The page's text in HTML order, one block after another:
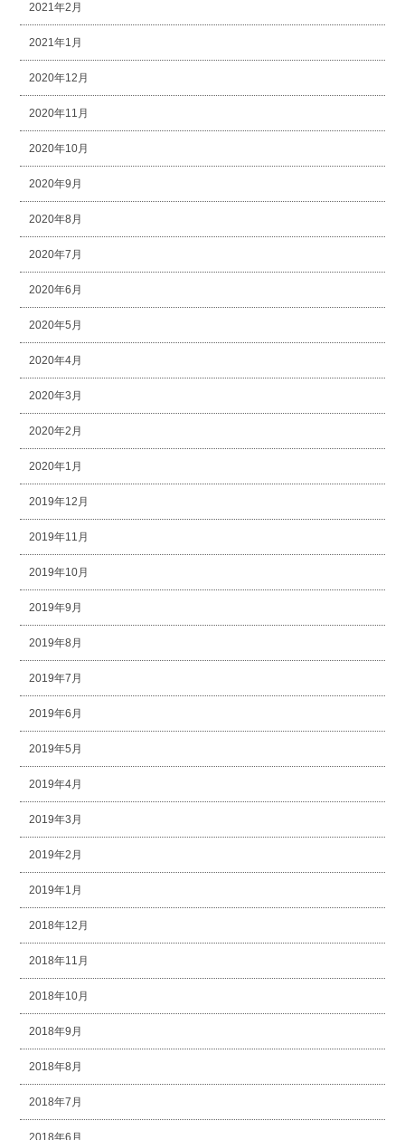
2021年2月
2021年1月
2020年12月
2020年11月
2020年10月
2020年9月
2020年8月
2020年7月
2020年6月
2020年5月
2020年4月
2020年3月
2020年2月
2020年1月
2019年12月
2019年11月
2019年10月
2019年9月
2019年8月
2019年7月
2019年6月
2019年5月
2019年4月
2019年3月
2019年2月
2019年1月
2018年12月
2018年11月
2018年10月
2018年9月
2018年8月
2018年7月
2018年6月